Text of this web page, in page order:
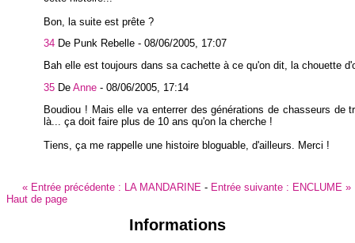
Bon, la suite est prête ?
34 De Punk Rebelle - 08/06/2005, 17:07
Bah elle est toujours dans sa cachette à ce qu'on dit, la chouette
35 De Anne - 08/06/2005, 17:14
Boudiou ! Mais elle va enterrer des générations de chasseurs de
là... ça doit faire plus de 10 ans qu'on la cherche !
Tiens, ça me rappelle une histoire bloguable, d'ailleurs. Merci !
« Entrée précédente : LA MANDARINE - Entrée suivante : ENCLUME »
Haut de page
Informations